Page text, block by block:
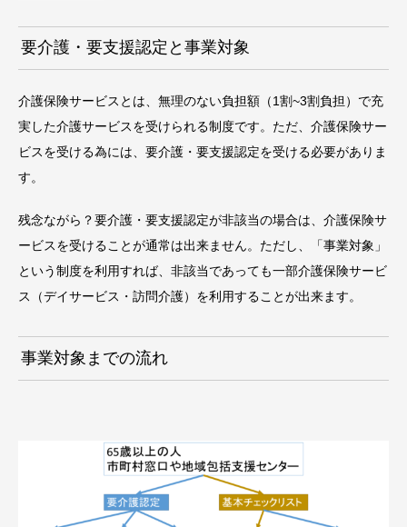
要介護・要支援認定と事業対象
介護保険サービスとは、無理のない負担額（1割~3割負担）で充
実した介護サービスを受けられる制度です。ただ、介護保険サー
ビスを受ける為には、要介護・要支援認定を受ける必要がありま
す。
残念ながら？要介護・要支援認定が非該当の場合は、介護保険サ
ービスを受けることが通常は出来ません。ただし、「事業対象」
という制度を利用すれば、非該当であっても一部介護保険サービ
ス（デイサービス・訪問介護）を利用することが出来ます。
事業対象までの流れ